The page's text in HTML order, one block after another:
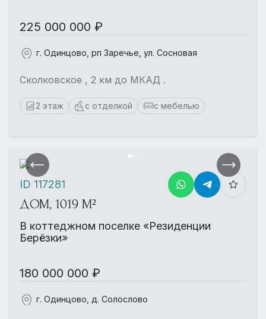
225 000 000 ₽
г. Одинцово, рп Заречье, ул. Сосновая
Сколковское , 2 км до МКАД .
2 этаж с отделкой с мебелью
ДОМ, 1019 М²
В коттеджном поселке «Резиденции
Берёзки»
180 000 000 ₽
г. Одинцово, д. Солослово
ID 117281